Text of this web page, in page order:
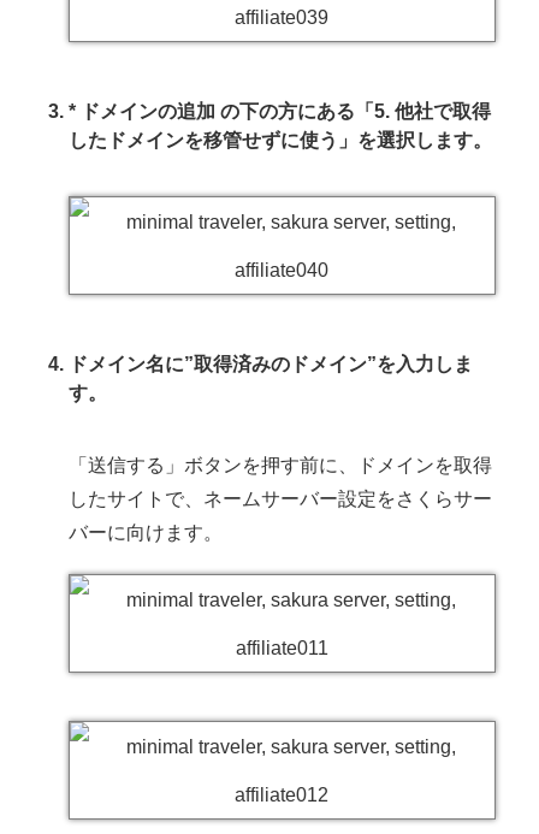
* ドメインの追加 の下の方にある「5. 他社で取得
したドメインを移管せずに使う」を選択します。
ドメイン名に”取得済みのドメイン”を入力しま
す。
「送信する」ボタンを押す前に、ドメインを取得
したサイトで、ネームサーバー設定をさくらサー
バーに向けます。